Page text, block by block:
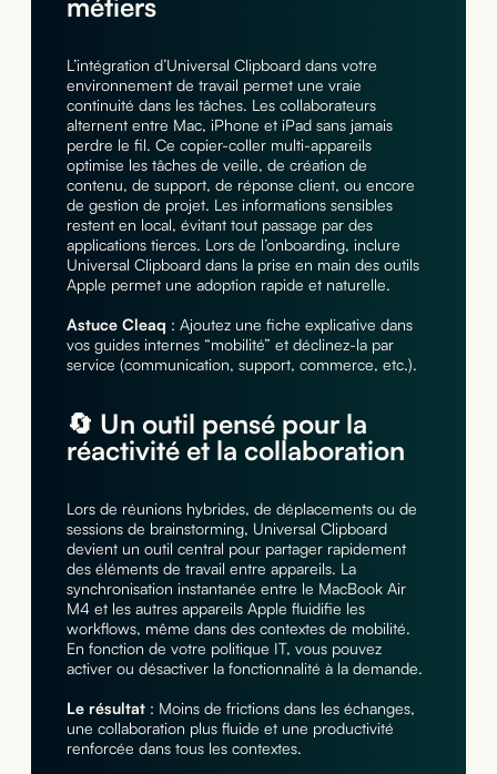
L’intégration d’Universal Clipboard dans votre
environnement de travail permet une vraie
continuité dans les tâches. Les collaborateurs
alternent entre Mac, iPhone et iPad sans jamais
perdre le fil. Ce copier-coller multi-appareils
optimise les tâches de veille, de création de
contenu, de support, de réponse client, ou encore
de gestion de projet. Les informations sensibles
restent en local, évitant tout passage par des
applications tierces. Lors de l’onboarding, inclure
Universal Clipboard dans la prise en main des outils
Apple permet une adoption rapide et naturelle.
Astuce Cleaq : Ajoutez une fiche explicative dans
vos guides internes “mobilité” et déclinez-la par
service (communication, support, commerce, etc.).
🔄 Un outil pensé pour la
réactivité et la collaboration
Lors de réunions hybrides, de déplacements ou de
sessions de brainstorming, Universal Clipboard
devient un outil central pour partager rapidement
des éléments de travail entre appareils. La
synchronisation instantanée entre le MacBook Air
M4 et les autres appareils Apple fluidifie les
workflows, même dans des contextes de mobilité.
En fonction de votre politique IT, vous pouvez
activer ou désactiver la fonctionnalité à la demande.
Le résultat: Moins de frictions dans les échanges,
une collaboration plus fluide et une productivité
renforcée dans tous les contextes.